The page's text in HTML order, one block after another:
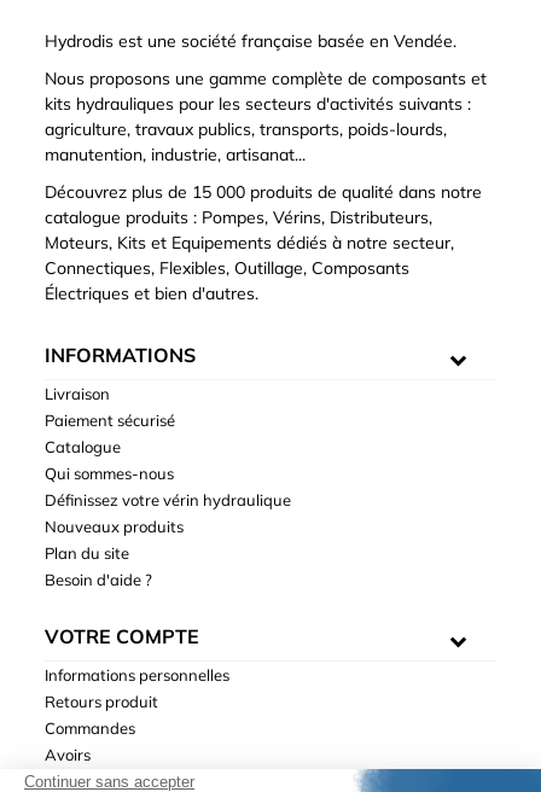
Hydrodis est une société française basée en Vendée.
Nous proposons une gamme complète de composants et
kits hydrauliques pour les secteurs d'activités suivants :
agriculture, travaux publics, transports, poids-lourds,
manutention, industrie, artisanat...
Découvrez plus de 15 000 produits de qualité dans notre
catalogue produits : Pompes, Vérins, Distributeurs,
Moteurs, Kits et Equipements dédiés à notre secteur,
Connectiques, Flexibles, Outillage, Composants
Électriques et bien d'autres.
INFORMATIONS
Livraison
Paiement sécurisé
Catalogue
Qui sommes-nous
Définissez votre vérin hydraulique
Nouveaux produits
Plan du site
Besoin d'aide ?
VOTRE COMPTE
Informations personnelles
Retours produit
Commandes
Avoirs
Adresses